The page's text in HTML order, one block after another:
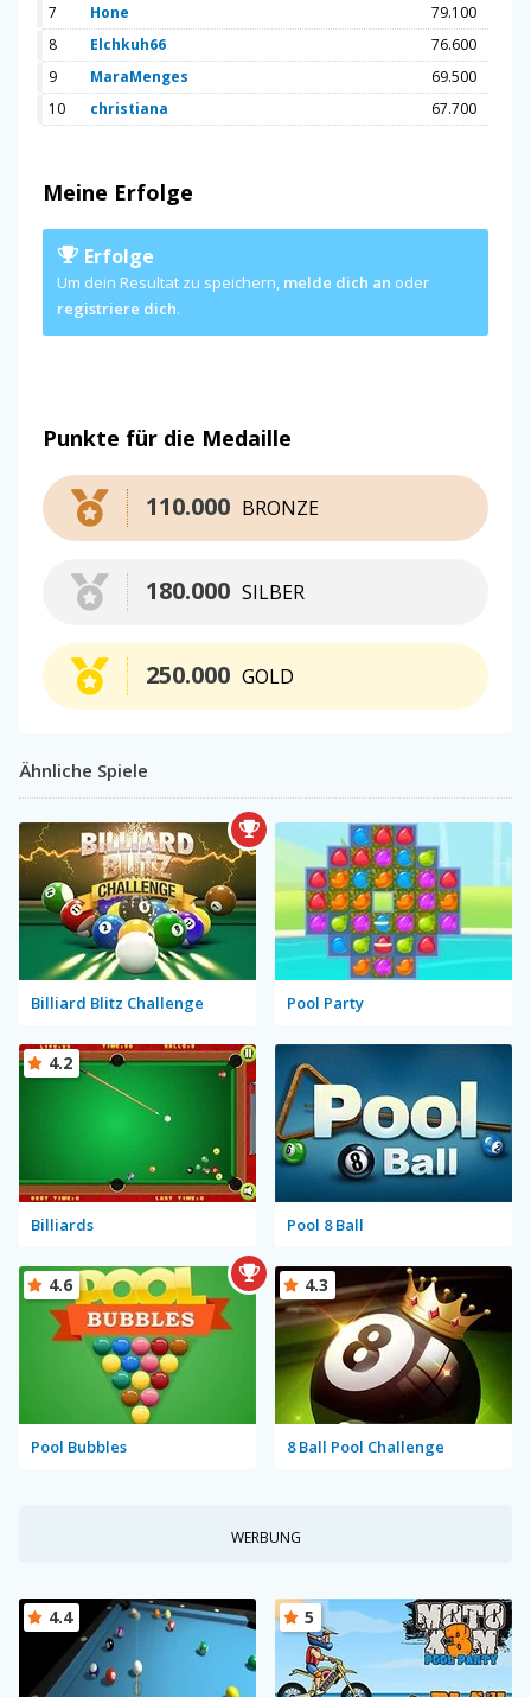
7
Hone
79.100
8
Elchkuh66
76.600
9
MaraMenges
69.500
10
christiana 67.700
Meine Erfolge
Erfolge
Um dein Resultat zu speichern, melde dich an oder
registriere dich.
Punkte für die Medaille
BRONZE
110.000
SILBER
180.000
GOLD
250.000
Ähnliche Spiele
Billiard Blitz Challenge Pool Party
Billiards
4.2
Pool 8 Ball
Pool Bubbles
4.6
8 Ball Pool Challenge
4.3
WERBUNG
4.4 5